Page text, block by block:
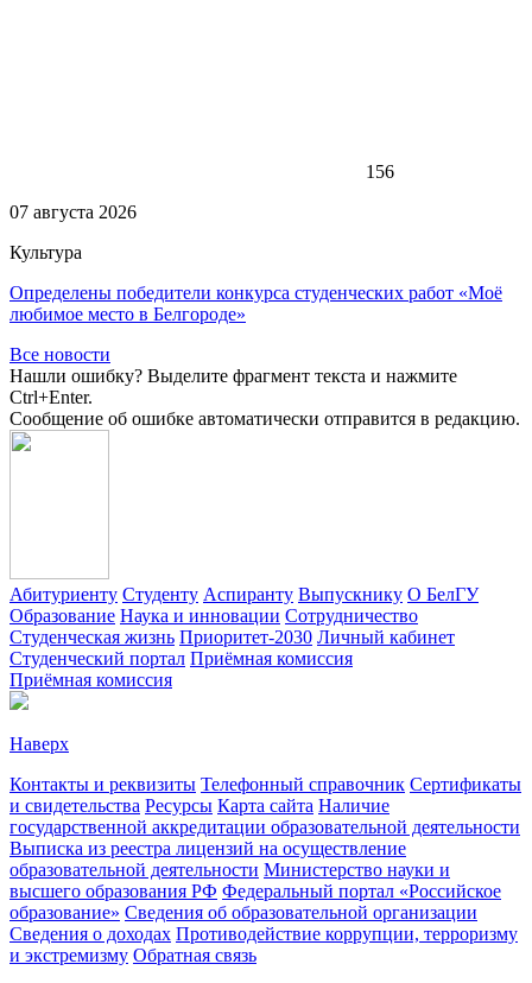
156
07 августа 2026
Культура
Определены победители конкурса студенческих работ «Моё
любимое место в Белгороде»
Все новости
Нашли ошибку? Выделите фрагмент текста и нажмите
Ctrl+Enter.
Сообщение об ошибке автоматически отправится в редакцию.
Абитуриенту Студенту Аспиранту Выпускнику О БелГУ
Образование Наука и инновации Сотрудничество
Студенческая жизнь Приоритет-2030 Личный кабинет
Студенческий портал Приёмная комиссия
Приёмная комиссия
Наверх
Контакты и реквизиты Телефонный справочник Сертификаты
и свидетельства Ресурсы Карта сайта Наличие
государственной аккредитации образовательной деятельности
Выписка из реестра лицензий на осуществление
образовательной деятельности Министерствo науки и
высшего образования РФ Федеральный портал «Российское
образование» Сведения об образовательной организации
Сведения о доходах Противодействие коррупции, терроризму
и экстремизму Обратная связь